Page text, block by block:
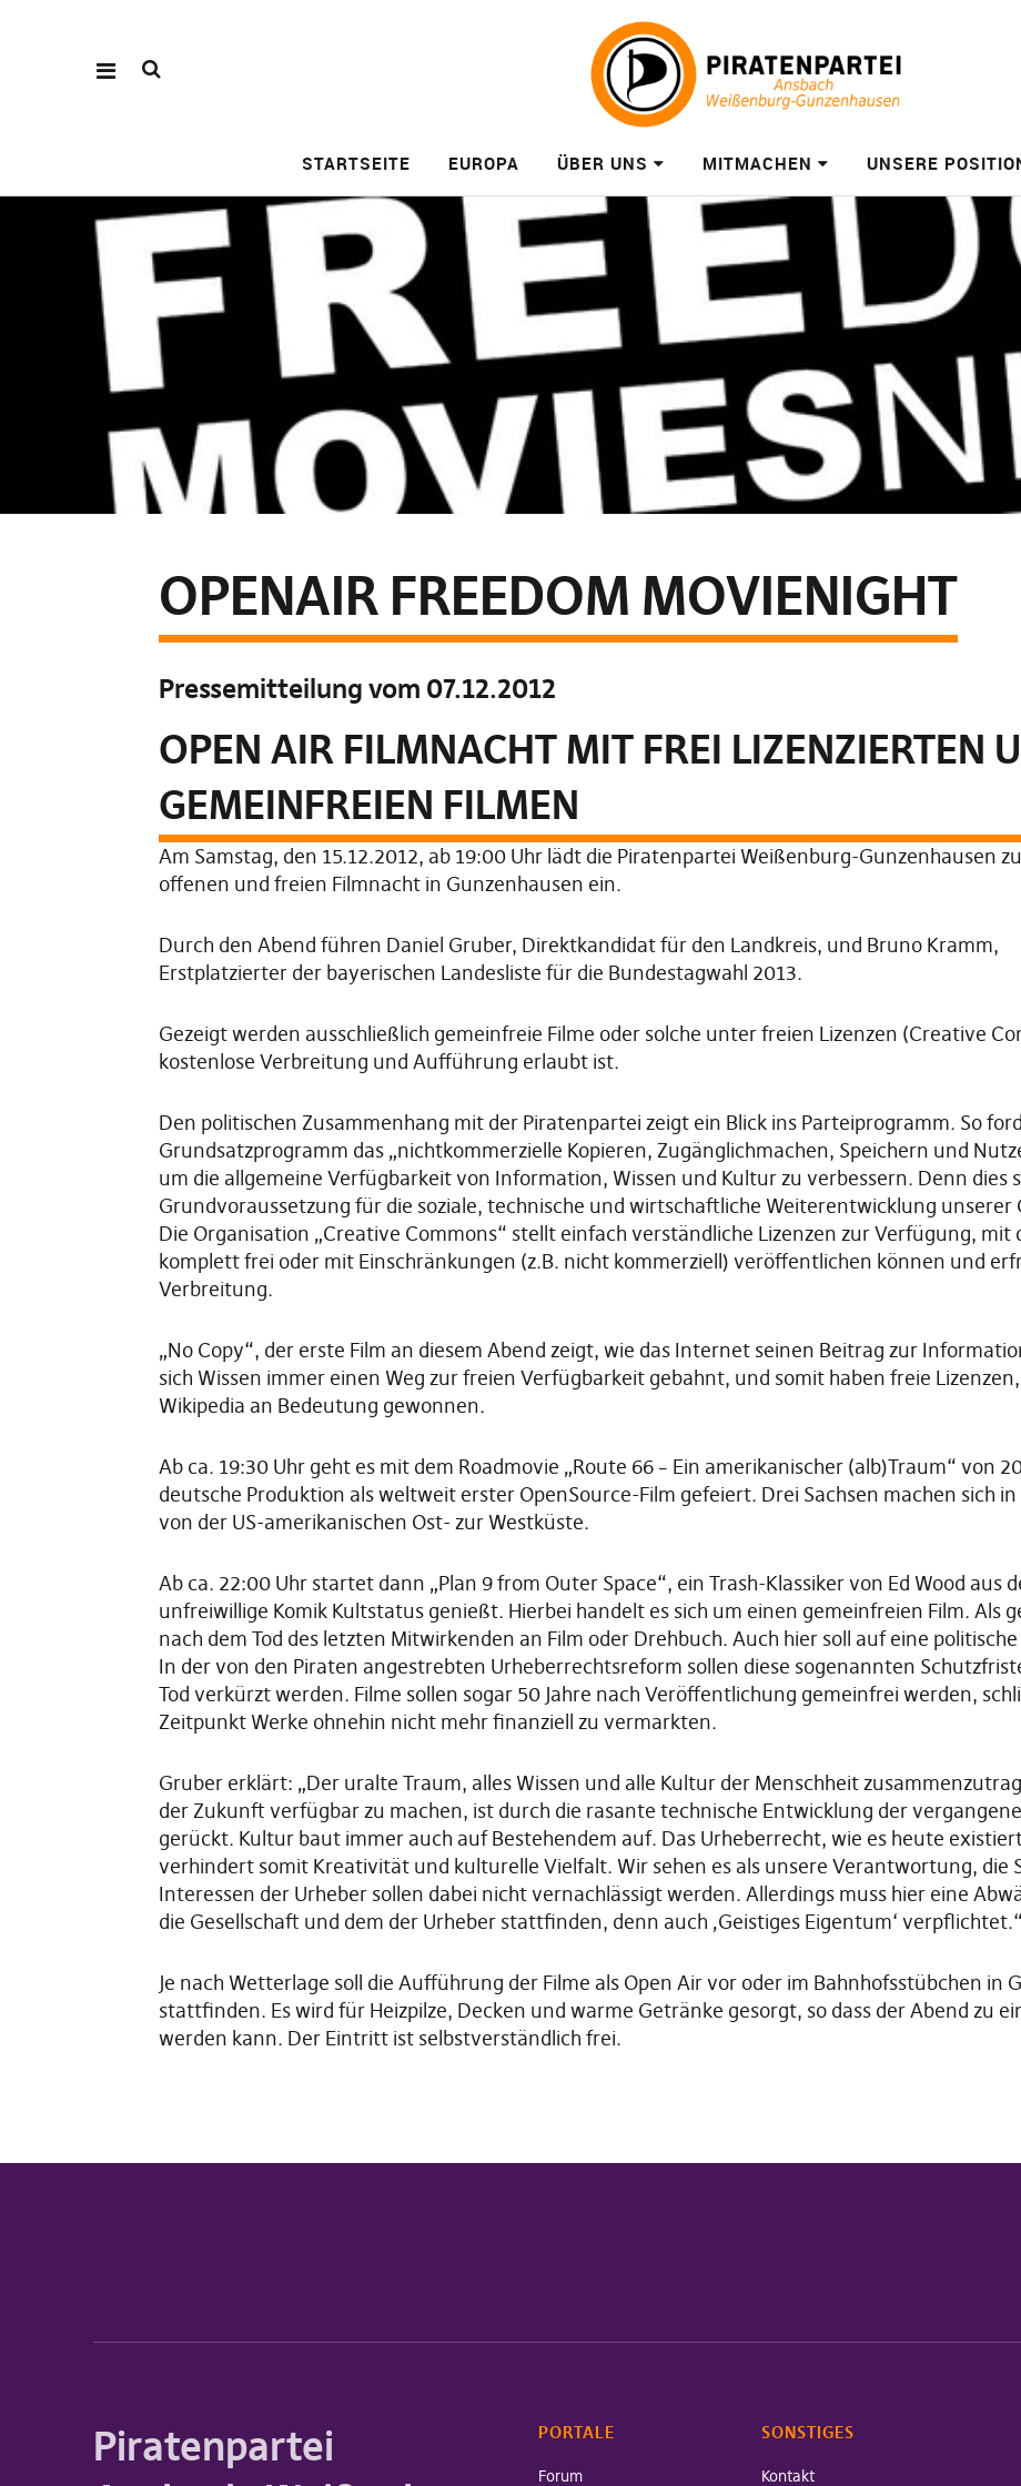
STARTSEITE EUROPA ÜBER UNS MITMACHEN UNSERE
OPENAIR FREEDOM MOVIENIGHT
Pressemitteilung vom 07.12.2012
OPEN AIR FILMNACHT MIT FREI LIZENZIERTEN
GEMEINFREIEN FILMEN
Am Samstag, den 15.12.2012, ab 19:00 Uhr lädt die Piratenpartei Weißenburg-Gunzenhausen
offenen und freien Filmnacht in Gunzenhausen ein.
Durch den Abend führen Daniel Gruber, Direktkandidat für den Landkreis, und Bruno Kramm,
Erstplatzierter der bayerischen Landesliste für die Bundestagwahl 2013.
Gezeigt werden ausschließlich gemeinfreie Filme oder solche unter freien Lizenzen (Creative
kostenlose Verbreitung und Aufführung erlaubt ist.
Den politischen Zusammenhang mit der Piratenpartei zeigt ein Blick ins Parteiprogramm. So
Grundsatzprogramm das „nichtkommerzielle Kopieren, Zugänglichmachen, Speichern und
um die allgemeine Verfügbarkeit von Information, Wissen und Kultur zu verbessern. Denn dies
Grundvoraussetzung für die soziale, technische und wirtschaftliche Weiterentwicklung unserer
Die Organisation „Creative Commons“ stellt einfach verständliche Lizenzen zur Verfügung, mit
komplett frei oder mit Einschränkungen (z.B. nicht kommerziell) veröffentlichen können und
Verbreitung.
„No Copy“, der erste Film an diesem Abend zeigt, wie das Internet seinen Beitrag zur
sich Wissen immer einen Weg zur freien Verfügbarkeit gebahnt, und somit haben freie
Wikipedia an Bedeutung gewonnen.
Ab ca. 19:30 Uhr geht es mit dem Roadmovie „Route 66 – Ein amerikanischer (alb)Traum“ von
deutsche Produktion als weltweit erster OpenSource-Film gefeiert. Drei Sachsen machen sich
von der US-amerikanischen Ost- zur Westküste.
Ab ca. 22:00 Uhr startet dann „Plan 9 from Outer Space“, ein Trash-Klassiker von Ed Wood aus
unfreiwillige Komik Kultstatus genießt. Hierbei handelt es sich um einen gemeinfreien Film. Als
nach dem Tod des letzten Mitwirkenden an Film oder Drehbuch. Auch hier soll auf eine
In der von den Piraten angestrebten Urheberrechtsreform sollen diese sogenannten
Tod verkürzt werden. Filme sollen sogar 50 Jahre nach Veröffentlichung gemeinfrei werden,
Zeitpunkt Werke ohnehin nicht mehr finanziell zu vermarkten.
Gruber erklärt: „Der uralte Traum, alles Wissen und alle Kultur der Menschheit
der Zukunft verfügbar zu machen, ist durch die rasante technische Entwicklung der
gerückt. Kultur baut immer auch auf Bestehendem auf. Das Urheberrecht, wie es heute
verhindert somit Kreativität und kulturelle Vielfalt. Wir sehen es als unsere Verantwortung, die
Interessen der Urheber sollen dabei nicht vernachlässigt werden. Allerdings muss hier eine
die Gesellschaft und dem der Urheber stattfinden, denn auch ‚Geistiges Eigentum‘ verpflichtet.“
Je nach Wetterlage soll die Aufführung der Filme als Open Air vor oder im Bahnhofsstübchen in
stattfinden. Es wird für Heizpilze, Decken und warme Getränke gesorgt, so dass der Abend zu
werden kann. Der Eintritt ist selbstverständlich frei.
Piratenpartei
PORTALE
Forum
SONSTIGES
Kontakt